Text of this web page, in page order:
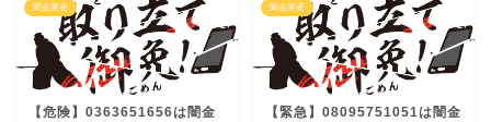
闇金業者
【危険】0363651656は闇金
闇金業者
【緊急】08095751051は闇金